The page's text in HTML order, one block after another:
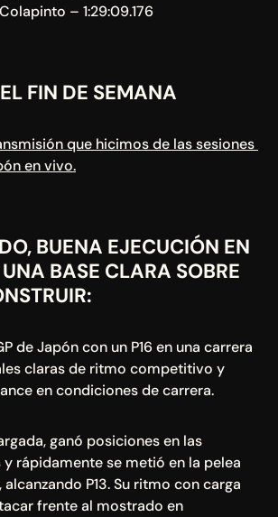
– 1:29:09.176
FIN DE SEMANA
que hicimos de las sesiones
en vivo.
BUENA EJECUCIÓN EN
BASE CLARA SOBRE
de Japón con un P16 en una carrera
claras de ritmo competitivo y
en condiciones de carrera.
ganó posiciones en las
rápidamente se metió en la pelea
P13. Su ritmo con carga
frente al mostrado en